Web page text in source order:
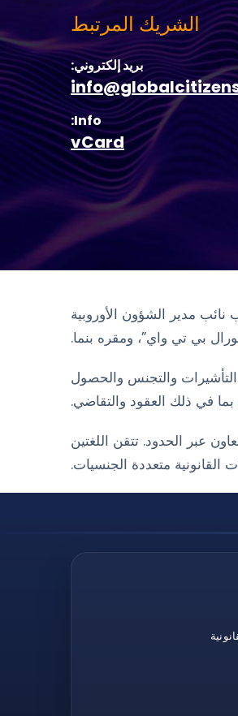
الشريك المرتبط
بريد إلكتروني:
Info:
vCard
نائب مدير الشؤون الأوروبية
بي تي واي”، ومقره بنما.
التأشيرات والتجنس والحصول
بما في ذلك العقود والتقاضي.
عبر الحدود. تتقن اللغتين
القانونية متعددة الجنسيات.